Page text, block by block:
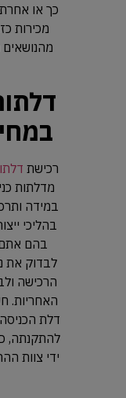
כך או
מכירות
רכישת
מדלתות
במידה
בהליכי
בהם
לבדוק את
הרכישה
האחריות.
דלת
להתקנתה,
ידי צוות